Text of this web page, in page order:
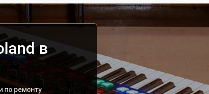
в
по ремонту